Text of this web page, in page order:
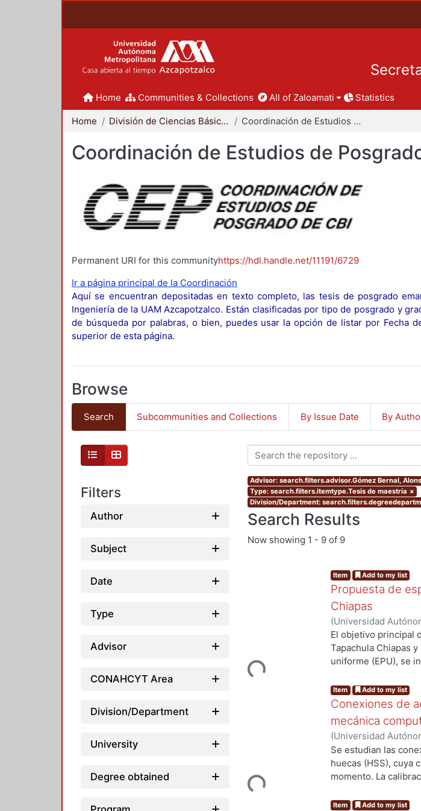
Home Communities & Collections All of Zaloamati Statistics
Home División de Ciencias Básicas e Ingeniería Coordinación de Estudios de Posgrado - CBI
Coordinación de Estudios de
Permanent URI for this communityhttps://hdl.handle.net/11191/6729
Ir a página principal de la Coordinación
Aquí se encuentran depositadas en texto completo, las tesis de posgrado
Ingeniería de la UAM Azcapotzalco. Están clasificadas por tipo de posgrado y
de búsqueda por palabras, o bien, puedes usar la opción de listar por Fecha
superior de esta página.
Browse
Search Subcommunities and Collections By Issue Date By
Filters
Author
Subject
Date
Type
Advisor
CONAHCYT Area
Division/Department
University
Degree obtained
Advisor: search.filters.advisor.Gómez Bernal,
Type: search.filters.itemtype.Tesis de maestría ×
Division/Department:
Search Results
Now showing 1 - 9 of 9
Loading...
Item Add to my list
Propuesta de
Chiapas
(Universidad
Orozco Borraz,
El objetivo principal
Tapachula Chiapas
uniforme (EPU), se
proporciona un
identificadas,
al cálculo del
de peligro uniforme,
200 km.) con el
usar distancias
obtenidos no tienen
criterio, para los
empleados fueron
Loading...
Item Add to my list
Conexiones de
mecánica
(Universidad
de Servicios de
Se estudian las
huecas (HSS), cuya
momento. La
primera sección se
Item Add to my list